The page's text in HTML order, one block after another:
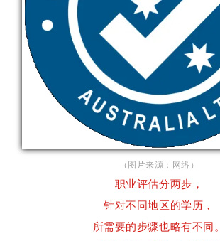
（图片来源：网络）
职业评估分两步，
针对不同地区的学历，
所需要的步骤也略有不同。